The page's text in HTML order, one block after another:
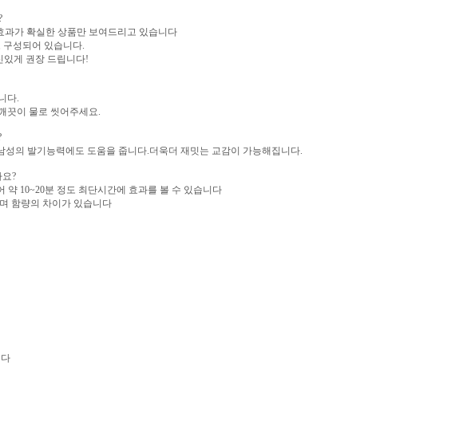
가 확실한 상품만 보여드리고 있습니다
성되어 있습니다.
있게 권장 드립니다!
다.
끗이 물로 씻어주세요.
의 발기능력에도 도움을 줍니다.더욱더 재밋는 교감이 가능해집니다.
?
10~20분 정도 최단시간에 효과를 볼 수 있습니다
함량의 차이가 있습니다